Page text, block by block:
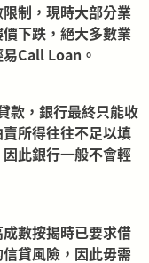
制，現時大部分業
下跌，絕大多數業
Call Loan。
款，銀行最終只能收
所得往往不足以填
此銀行一般不會輕
數按揭時已要求借
貸風險，因此毋需